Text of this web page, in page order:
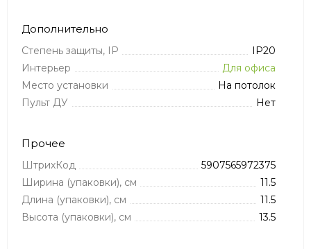
Дополнительно
Степень защиты, IP
IP20
Интерьер
Для офиса
Место установки
На потолок
Пульт ДУ
Нет
Прочее
ШтрихКод
5907565972375
Ширина (упаковки), см
11.5
Длина (упаковки), см
11.5
Высота (упаковки), см
13.5